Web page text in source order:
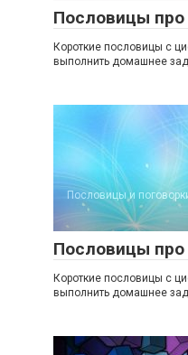
Пословицы про
Короткие пословицы с
выполнить домашнее
Пословицы и
Пословицы про
Короткие пословицы с
выполнить домашнее